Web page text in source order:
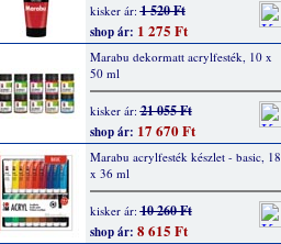
kisker ár:1 520 Ft
shop ár: 1 275 Ft
Marabu dekormatt acrylfesték, 10 x
50 ml
kisker ár:21 055 Ft
shop ár: 17 670 Ft
Marabu acrylfesték készlet - basic, 18
x 36 ml
kisker ár:10 260 Ft
shop ár: 8 615 Ft